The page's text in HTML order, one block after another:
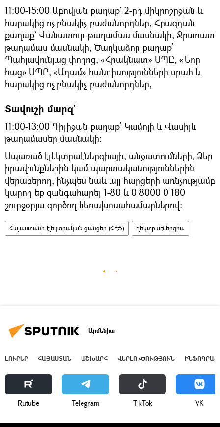
11:00-15։00 Աբովյան քաղաք` 2-րդ միկրոշրջան և
հարակից ոչ բնակիչ-բաժանորդներ, Հրազդան
քաղաք՝ Վանատուր թաղամաս մասնակի, Ջրառատ
թաղամաս մասնակի, Ծաղկաձոր քաղաք՝
Պահլավունյաց փողոց, «Հրակնատ» ՍՊԸ, «Նոր
հաց» ՍՊԸ, «Ադամ» հանդիսությունների սրահ և
հարակից ոչ բնակիչ-բաժանորդներ,
Տավուշի մարզ`
11:00-13:00 Դիլիջան քաղաք՝ Կամոյի և Վասիլև
թաղամասեր մասնակի:
Սպառած էլեկտրաէներգիայի, անջատումների, Ձեր
իրավունքներին կամ պարտականություններին
վերաբերող, ինչպես նաև այլ հարցերի առնչությամբ
կարող եք զանգահարել 1-80 և 0 8000 0 180
շուրջօրյա գործող հեռախոսահամարներով:
Հայաստանի էլեկտրական ցանցեր (ՀԷՑ) էլեկտրաէներգիա
Արմենիա
ԼՈՒՐԵՐ ՀԱՅԱՍՏԱՆ ԱՇԽԱՐՀ ՎԵՐԼՈՒԾՈՒԹՅՈՒՆ
Rutube Telegram ТikТоk VK